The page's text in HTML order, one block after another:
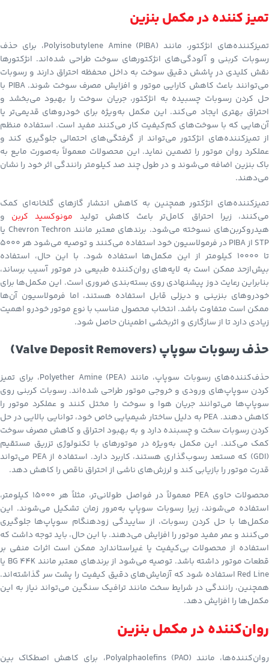
تمیز کننده در مکمل بنزین
تمیزکننده‌های انژکتور، مانند Polyisobutylene Amine (PIBA)، برای حذف
رسوبات کربنی و آلودگی‌های انژکتورهای سوخت طراحی شده‌اند. انژکتورها
نقش کلیدی در پاشش دقیق سوخت به داخل محفظه احتراق دارند و رسوبات
می‌توانند باعث کاهش کارایی موتور و افزایش مصرف سوخت شوند. PIBA با
حل کردن رسوبات چسبیده به انژکتور، جریان سوخت را بهبود می‌بخشد و
احتراق بهتری ایجاد می‌کند. این مکمل به‌ویژه برای خودروهای قدیمی‌تر یا
آن‌هایی که با سوخت‌های کم‌کیفیت کار می‌کنند مفید است. استفاده منظم
از تمیزکننده‌های انژکتور می‌تواند از گرفتگی‌های احتمالی جلوگیری کند و
عملکرد روان موتور را تضمین نماید. این محصولات معمولاً به‌صورت مایع به
باک بنزین اضافه می‌شوند و در طول چند صد کیلومتر رانندگی اثر خود را نشان
می‌دهند.
تمیزکننده‌های انژکتور همچنین به کاهش انتشار گازهای گلخانه‌ای کمک
می‌کنند، زیرا احتراق کامل‌تر باعث کاهش تولید مونوکسید کربن و
هیدروکربن‌های نسوخته می‌شود. برندهای معتبر مانند Chevron Techron یا
STP از PIBA در فرمولاسیون خود استفاده می‌کنند و توصیه می‌شود هر ۵۰۰۰
تا ۱۰۰۰۰ کیلومتر از این مکمل‌ها استفاده شود. با این حال، استفاده
بیش‌ازحد ممکن است به لایه‌های روان‌کننده طبیعی در موتور آسیب برساند،
بنابراین رعایت دوز پیشنهادی روی بسته‌بندی ضروری است. این مکمل‌ها برای
خودروهای بنزینی و دیزلی قابل استفاده هستند، اما فرمولاسیون آن‌ها
ممکن است متفاوت باشد. انتخاب محصول مناسب با نوع موتور خودرو اهمیت
زیادی دارد تا از سازگاری و اثربخشی اطمینان حاصل شود.
حذف رسوبات سوپاپ (Valve Deposit Removers)
حذف‌کننده‌های رسوبات سوپاپ، مانند Polyether Amine (PEA)، برای تمیز
کردن سوپاپ‌های ورودی و خروجی موتور طراحی شده‌اند. رسوبات کربنی روی
سوپاپ‌ها می‌توانند جریان هوا و سوخت را مختل کنند و عملکرد موتور را
کاهش دهند. PEA به دلیل ساختار شیمیایی خاص خود، توانایی بالایی در حل
کردن رسوبات سخت و چسبنده دارد و به بهبود احتراق و کاهش مصرف سوخت
کمک می‌کند. این مکمل به‌ویژه در موتورهای با تکنولوژی تزریق مستقیم
(GDI) که مستعد رسوب‌گذاری هستند، کاربرد دارد. استفاده از PEA می‌تواند
قدرت موتور را بازیابی کند و لرزش‌های ناشی از احتراق ناقص را کاهش دهد.
محصولات حاوی PEA معمولاً در فواصل طولانی‌تر، مثلاً هر ۱۵۰۰۰ کیلومتر،
استفاده می‌شوند، زیرا رسوبات سوپاپ به‌مرور زمان تشکیل می‌شوند. این
مکمل‌ها با حل کردن رسوبات، از ساییدگی زودهنگام سوپاپ‌ها جلوگیری
می‌کنند و عمر مفید موتور را افزایش می‌دهند. با این حال، باید توجه داشت که
استفاده از محصولات بی‌کیفیت یا غیراستاندارد ممکن است اثرات منفی بر
قطعات موتور داشته باشد. توصیه می‌شود از برندهای معتبر مانند BG 44K یا
Red Line استفاده شود که آزمایش‌های دقیق کیفیت را پشت سر گذاشته‌اند.
همچنین، رانندگی در شرایط سخت مانند ترافیک سنگین می‌تواند نیاز به این
مکمل‌ها را افزایش دهد.
روان‌کننده در مکمل بنزین
روان‌کننده‌ها، مانند Polyalphaolefins (PAO)، برای کاهش اصطکاک بین